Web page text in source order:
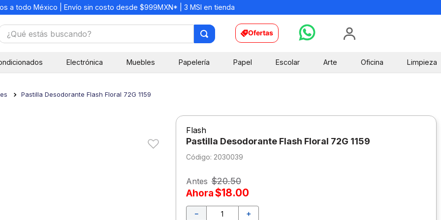
a todo México | Envío sin costo desde $999MXN* | 3 MSI en tienda
estás buscando? Ofertas
Electrónica Muebles Papelería Papel Escolar Arte Oficina Limpieza
Pastilla Desodorante Flash Floral 72G 1159
Flash
Pastilla Desodorante Flash Floral 72G 1159
: 2030039
Antes $20.50
Ahora$18.00
＋
－